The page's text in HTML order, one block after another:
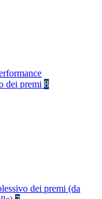
dei premi 8
dei premi (da